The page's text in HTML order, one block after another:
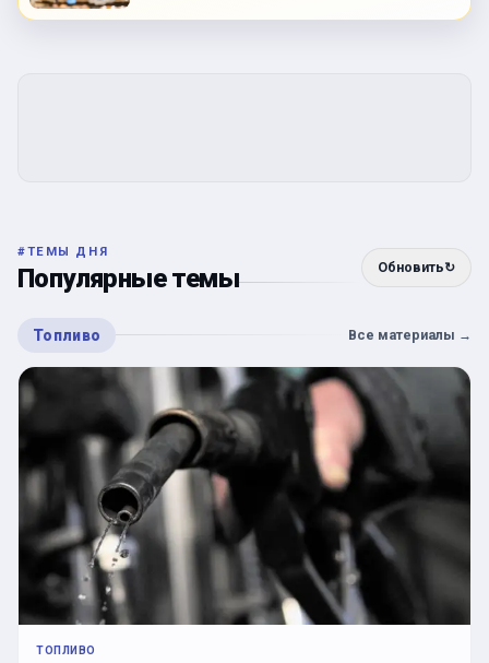
#ТЕМЫ ДНЯ
Популярные темы Обновить↻
Топливо Все материалы →
ТОПЛИВО